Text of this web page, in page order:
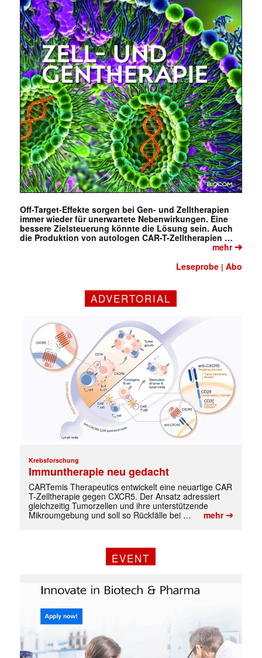
Off-Target-Effekte sorgen bei Gen- und Zelltherapien
immer wieder für unerwartete Nebenwirkungen. Eine
bessere Zielsteuerung könnte die Lösung sein. Auch
die Produktion von autologen CAR-T-Zelltherapien …
mehr➔
Leseprobe |Abo
ADVERTORIAL
Krebsforschung
Immuntherapie neu gedacht
CARTemis Therapeutics entwickelt eine neuartige CAR
T-Zelltherapie gegen CXCR5. Der Ansatz adressiert
gleichzeitig Tumorzellen und ihre unterstützende
Mikroumgebung und soll so Rückfälle bei …
mehr➔
EVENT